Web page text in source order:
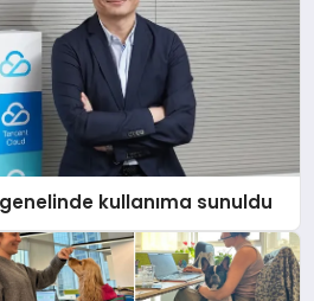
kullanıma sunuldu